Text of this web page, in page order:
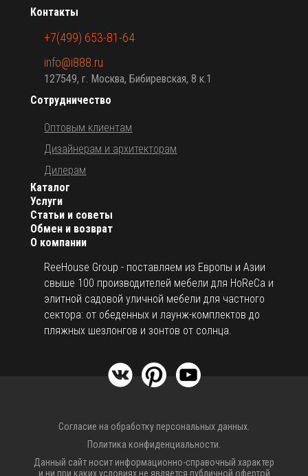
О компании
ReeHouse Group - поставляем из Европы и Азии
свыше 100 производителей мебели для HoReCa и
элитной садовой уличной мебели для частного
сектора: от обеденных и лаунж-комплектов до
пляжных шезлонгов и зонтов от солнца.
Каталог
Услуги
Статьи и советы
Обмен и возврат
Сотрудничество
Оптовым клиентам
Дизайнерам и архитекторам
Дилерам
Контакты
+7(499) 653-81-64
info@i888.ru
127549, г. Москва, Бибиревская, 8 к.1
Согласие на обработку персональных данных.
Политика конфиденциальности.
Данный сайт носит информационно-справочный характер
и ни при каких условиях не является публичной офертой